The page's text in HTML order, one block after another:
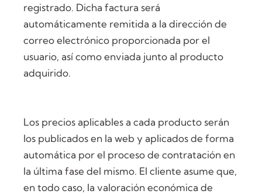
registrado. Dicha factura será
automáticamente remitida a la dirección de
correo electrónico proporcionada por el
usuario, así como enviada junto al producto
adquirido.
Los precios aplicables a cada producto serán
los publicados en la web y aplicados de forma
automática por el proceso de contratación en
la última fase del mismo. El cliente asume que,
en todo caso, la valoración económica de